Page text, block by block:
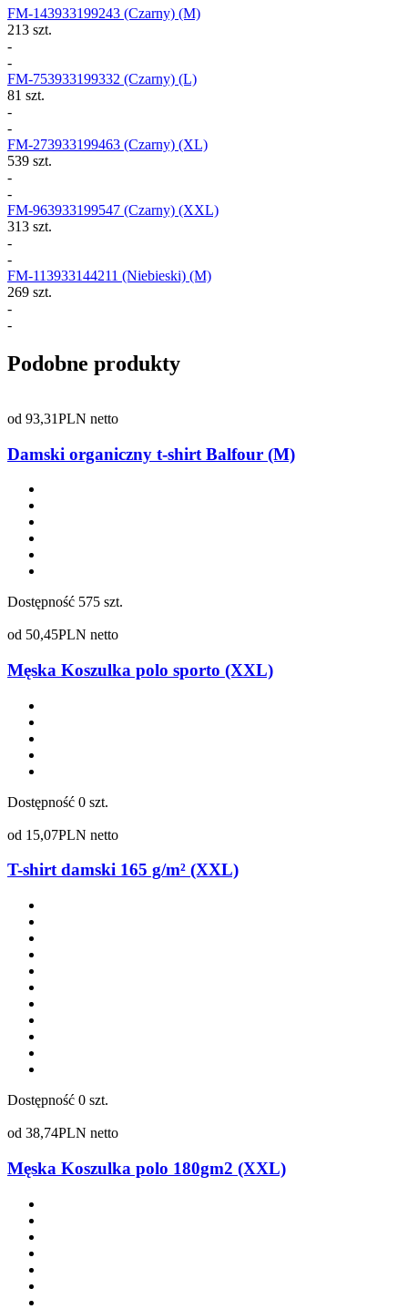
FM-143933199243 (Czarny) (M)
213 szt.
-
-
FM-753933199332 (Czarny) (L)
81 szt.
-
-
FM-273933199463 (Czarny) (XL)
539 szt.
-
-
FM-963933199547 (Czarny) (XXL)
313 szt.
-
-
FM-113933144211 (Niebieski) (M)
269 szt.
-
-
Podobne produkty
od 93,31PLN netto
Damski organiczny t-shirt Balfour (M)
Dostępność 575 szt.
od 50,45PLN netto
Męska Koszulka polo sporto (XXL)
Dostępność 0 szt.
od 15,07PLN netto
T-shirt damski 165 g/m² (XXL)
Dostępność 0 szt.
od 38,74PLN netto
Męska Koszulka polo 180gm2 (XXL)